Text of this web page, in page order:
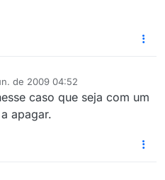
de 2009 04:52
caso que seja com um
apagar.